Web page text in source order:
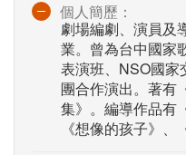
個人簡歷：
劇場編劇、演員及
業。曾為台中國家
表演班、NSO國家
團合作演出。著有
集》。編導作品有
《想像的孩子》、